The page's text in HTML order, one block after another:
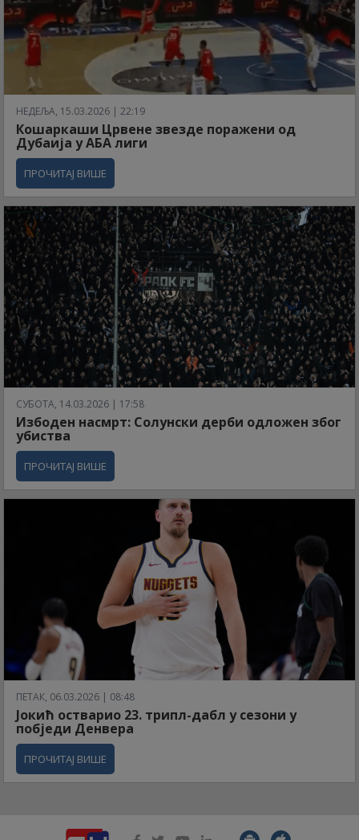
НЕДЕЉА, 15.03.2026 | 22:19
Кошаркаши Црвене звезде поражени од
Дубаија у АБА лиги
ПРОЧИТАЈ ВИШЕ
СУБОТА, 14.03.2026 | 17:58
Избоден насмрт: Солунски дерби одложен због
убиства
ПРОЧИТАЈ ВИШЕ
ПЕТАК, 06.03.2026 | 08:48
Јокић остварио 23. трипл-дабл у сезони у
побједи Денвера
ПРОЧИТАЈ ВИШЕ